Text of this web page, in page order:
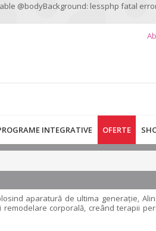
@bodyBackground: lessphp fatal
INTEGRATIVE OFERTE
aparatură de ultima generație,
remodelare corporală, creând terapii